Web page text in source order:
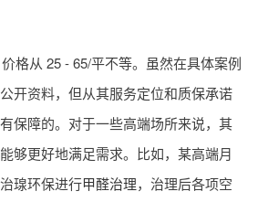
格从 25 - 65/平不等。虽然在具体案例
开资料，但从其服务定位和质保承诺
保障的。对于一些高端场所来说，其
够更好地满足需求。比如，某高端月
瑔环保进行甲醛治理，治理后各项空